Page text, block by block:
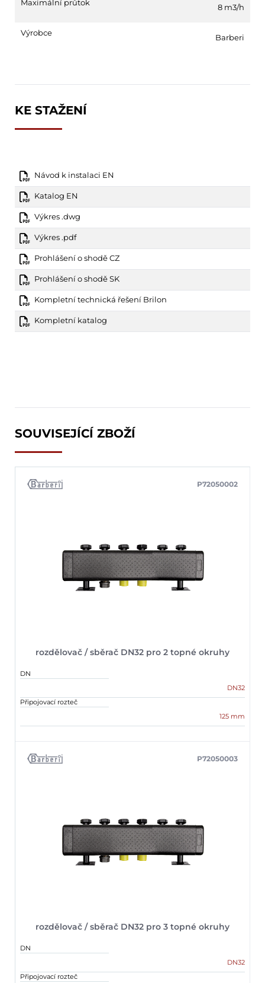
Maximální průtok 8 m3/h
Výrobce Barberi
KE STAŽENÍ
Návod k instalaci EN
Katalog EN
Výkres .dwg
Výkres .pdf
Prohlášení o shodě CZ
Prohlášení o shodě SK
Kompletní technická řešení Brilon
Kompletní katalog
SOUVISEJÍCÍ ZBOŽÍ
rozdělovač / sběrač DN32 pro 2 topné okruhy
P72050002
DN
DN32
Připojovací rozteč
125 mm
rozdělovač / sběrač DN32 pro 3 topné okruhy
P72050003
DN
DN32
Připojovací rozteč